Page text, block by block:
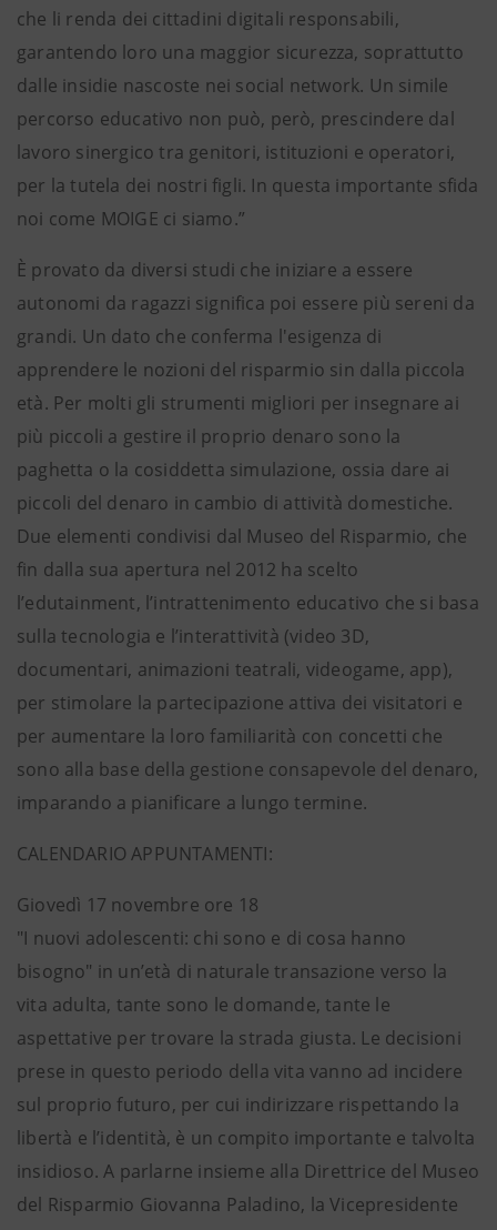
che li renda dei cittadini digitali responsabili,
garantendo loro una maggior sicurezza, soprattutto
dalle insidie nascoste nei social network. Un simile
percorso educativo non può, però, prescindere dal
lavoro sinergico tra genitori, istituzioni e operatori,
per la tutela dei nostri figli. In questa importante sfida
noi come MOIGE ci siamo.”
È provato da diversi studi che iniziare a essere
autonomi da ragazzi significa poi essere più sereni da
grandi. Un dato che conferma l'esigenza di
apprendere le nozioni del risparmio sin dalla piccola
età. Per molti gli strumenti migliori per insegnare ai
più piccoli a gestire il proprio denaro sono la
paghetta o la cosiddetta simulazione, ossia dare ai
piccoli del denaro in cambio di attività domestiche.
Due elementi condivisi dal Museo del Risparmio, che
fin dalla sua apertura nel 2012 ha scelto
l’edutainment, l’intrattenimento educativo che si basa
sulla tecnologia e l’interattività (video 3D,
documentari, animazioni teatrali, videogame, app),
per stimolare la partecipazione attiva dei visitatori e
per aumentare la loro familiarità con concetti che
sono alla base della gestione consapevole del denaro,
imparando a pianificare a lungo termine.
CALENDARIO APPUNTAMENTI:
Giovedì 17 novembre ore 18
"I nuovi adolescenti: chi sono e di cosa hanno
bisogno" in un’età di naturale transazione verso la
vita adulta, tante sono le domande, tante le
aspettative per trovare la strada giusta. Le decisioni
prese in questo periodo della vita vanno ad incidere
sul proprio futuro, per cui indirizzare rispettando la
libertà e l’identità, è un compito importante e talvolta
insidioso. A parlarne insieme alla Direttrice del Museo
del Risparmio Giovanna Paladino, la Vicepresidente